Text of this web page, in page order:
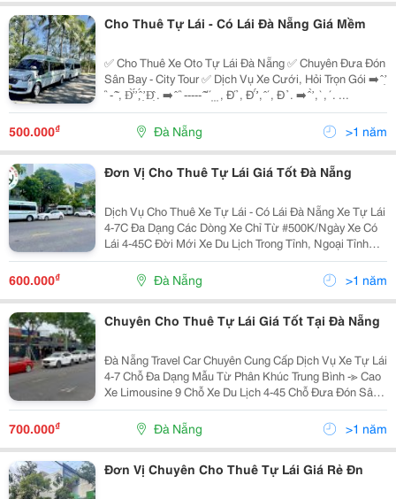
Cho Thuê Tự Lái - Có Lái Đà Nẵng Giá Mềm
✅ Cho Thuê Xe Oto Tự Lái Đà Nẵng ✅ Chuyên Đưa Đón
Sân Bay - City Tour ✅ Dịch Vụ Xe Cưới, Hỏi Trọn Gói ➡️ ̂ ̛̣ ́
́ ̀ - ̂̃ , Đ̛̀ ̛́ ,̂́ ̛̣ Đ̣̂ . ➡️ ̂ ́ ̀ ----- ̂̃ ́ ́ ̣ ̣ ̣ , Đ́ ̉ , Đ́ ̛̛́ , ̂ ́ , Đ ̉ . ➡️ ̂ ̛̀ , ̀ , ́ . ...
500.000₫ Đà Nẵng >1 năm
Đơn Vị Cho Thuê Tự Lái Giá Tốt Đà Nẵng
Dịch Vụ Cho Thuê Xe Tự Lái - Có Lái Đà Nẵng Xe Tự Lái
4-7C Đa Dạng Các Dòng Xe Chỉ Từ #500K/Ngày Xe Có
Lái 4-45C Đời Mới Xe Du Lịch Trong Tỉnh, Ngoại Tỉnh
Đưa Đón Sân Bay Xe Hoa, Xe Cưới, Xe Công Tác, Tiếp
Khách Đặc...
600.000₫ Đà Nẵng >1 năm
Chuyên Cho Thuê Tự Lái Giá Tốt Tại Đà Nẵng
Đà Nẵng Travel Car Chuyên Cung Cấp Dịch Vụ Xe Tự Lái
4-7 Chỗ Đa Dạng Mẫu Từ Phân Khúc Trung Bình -≫ Cao
Xe Limousine 9 Chỗ Xe Du Lịch 4-45 Chỗ Đưa Đón Sân
Bay. Nhận Hợp Đồng Đi Tour. Thuê Xe Đi Công Tác Theo
Ngày Hoặc Tháng Nhận Chạy...
700.000₫ Đà Nẵng >1 năm
Đơn Vị Chuyên Cho Thuê Tự Lái Giá Rẻ Đn